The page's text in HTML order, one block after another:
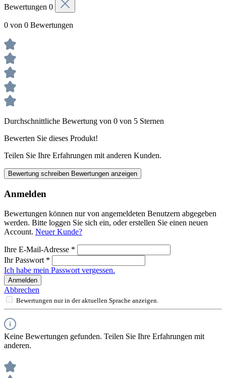
Bewertungen 0
0 von 0 Bewertungen
Durchschnittliche Bewertung von 0 von 5 Sternen
Bewerten Sie dieses Produkt!
Teilen Sie Ihre Erfahrungen mit anderen Kunden.
Bewertung schreiben Bewertungen anzeigen
Anmelden
Bewertungen können nur von angemeldeten Benutzern abgegeben
werden. Bitte loggen Sie sich ein, oder erstellen Sie einen neuen
Account. Neuer Kunde?
Ihre E-Mail-Adresse *
Ihr Passwort *
Ich habe mein Passwort vergessen.
Anmelden
Abbrechen
Bewertungen nur in der aktuellen Sprache anzeigen.
Keine Bewertungen gefunden. Teilen Sie Ihre Erfahrungen mit
anderen.